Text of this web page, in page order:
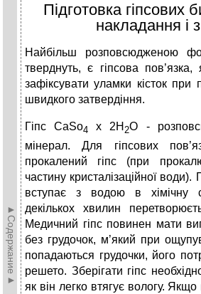
►Содержание►
Підготовка гіпсових
накладання і
Найбільш розповсюдженою
тверднуть, є гіпсова
зафіксувати уламки кісток при
швидкого затвердіння.
Гіпс СаSo4 x 2H 2O -
мінерал. Для гіпсових
прокалений гіпс (при
частину кристалізаційної води).
вступає з водою в хімічну
декількох хвилин
Медичний гіпс повинен мати
без грудочок, м’який при
попадаються грудочки, його
решето. Зберігати гіпс
як він легко втягує вологу. Якщо